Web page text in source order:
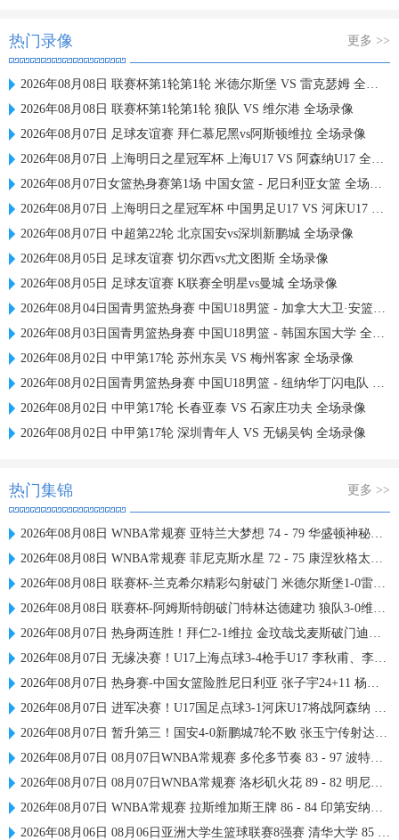
热门录像 更多 >>
2026年08月08日 联赛杯第1轮第1轮 米德尔斯堡 VS 雷克瑟姆 全场录像
2026年08月08日 联赛杯第1轮第1轮 狼队 VS 维尔港 全场录像
2026年08月07日 足球友谊赛 拜仁慕尼黑vs阿斯顿维拉 全场录像
2026年08月07日 上海明日之星冠军杯 上海U17 VS 阿森纳U17 全场录像
2026年08月07日女篮热身赛第1场 中国女篮 - 尼日利亚女篮 全场录像
2026年08月07日 上海明日之星冠军杯 中国男足U17 VS 河床U17 全场录像
2026年08月07日 中超第22轮 北京国安vs深圳新鹏城 全场录像
2026年08月05日 足球友谊赛 切尔西vs尤文图斯 全场录像
2026年08月05日 足球友谊赛 K联赛全明星vs曼城 全场录像
2026年08月04日国青男篮热身赛 中国U18男篮 - 加拿大大卫·安篮球学院 全场录像
2026年08月03日国青男篮热身赛 中国U18男篮 - 韩国东国大学 全场录像
2026年08月02日 中甲第17轮 苏州东吴 VS 梅州客家 全场录像
2026年08月02日国青男篮热身赛 中国U18男篮 - 纽纳华丁闪电队 全场录像
2026年08月02日 中甲第17轮 长春亚泰 VS 石家庄功夫 全场录像
2026年08月02日 中甲第17轮 深圳青年人 VS 无锡吴钩 全场录像
热门集锦 更多 >>
2026年08月08日 WNBA常规赛 亚特兰大梦想 74 - 79 华盛顿神秘人 全场集锦
2026年08月08日 WNBA常规赛 菲尼克斯水星 72 - 75 康涅狄格太阳 全场集锦
2026年08月08日 联赛杯-兰克希尔精彩勾射破门 米德尔斯堡1-0雷克瑟姆
2026年08月08日 联赛杯-阿姆斯特朗破门特林达德建功 狼队3-0维尔港
2026年08月07日 热身两连胜！拜仁2-1维拉 金玟哉戈麦斯破门迪亚斯替补建功
2026年08月07日 无缘决赛！U17上海点球3-4枪手U17 李秋甫、李文博失点王启戎扑点
2026年08月07日 热身赛-中国女篮险胜尼日利亚 张子宇24+11 杨舒予12+6
2026年08月07日 进军决赛！U17国足点球3-1河床U17将战阿森纳 江宇涵替补两扑点
2026年08月07日 暂升第三！国安4-0新鹏城7轮不败 张玉宁传射达万双响法比奥破门
2026年08月07日 08月07日WNBA常规赛 多伦多节奏 83 - 97 波特兰火焰 集锦
2026年08月07日 08月07日WNBA常规赛 洛杉矶火花 89 - 82 明尼苏达山猫 全场集锦
2026年08月07日 WNBA常规赛 拉斯维加斯王牌 86 - 84 印第安纳狂热 全场集锦
2026年08月06日 08月06日亚洲大学生篮球联赛8强赛 清华大学 85 - 81 菲律宾大学 集锦